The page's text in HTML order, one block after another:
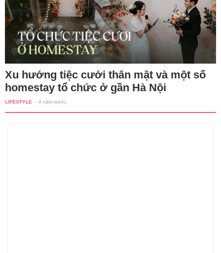
Xu hướng tiệc cưới thân mật và một số
homestay tổ chức ở gần Hà Nội
LIFESTYLE - 4 năm trước